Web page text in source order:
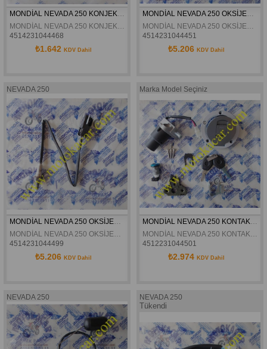
MONDİAL NEVADA 250 KONJEKTÖR ORJİNAL
MONDİAL NEVADA 250 KONJEKTÖR ORJİNAL
4514231044468
₺1.642 KDV Dahil
MONDİAL NEVADA 250 OKSİJEN SENSÖRÜ ÖN ORJİNAL
MONDİAL NEVADA 250 OKSİJEN SENSÖRÜ ÖN ORJİNAL
4514231044451
₺5.206 KDV Dahil
NEVADA 250
MONDİAL NEVADA 250 OKSİJEN SENSÖRÜ ARKA ORJİNAL
MONDİAL NEVADA 250 OKSİJEN SENSÖRÜ ARKA ORJİNAL
4514231044499
₺5.206 KDV Dahil
Marka Model Seçiniz
MONDİAL NEVADA 250 KONTAK SETİ ORJİNAL
MONDİAL NEVADA 250 KONTAK SETİ ORJİNAL
4512231044501
₺2.974 KDV Dahil
NEVADA 250 NEVADA 250
Tükendi